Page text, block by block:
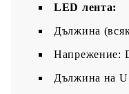
LED лента:
Дължина
Напрежение:
Дължина на